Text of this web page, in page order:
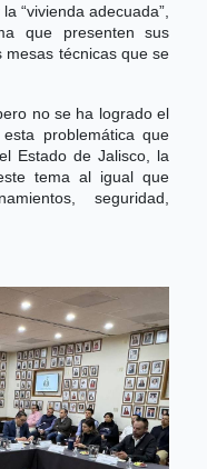
“vivienda adecuada”,
que presenten sus
mesas técnicas que se
no se ha logrado el
problemática que
Estado de Jalisco, la
tema al igual que
seguridad,